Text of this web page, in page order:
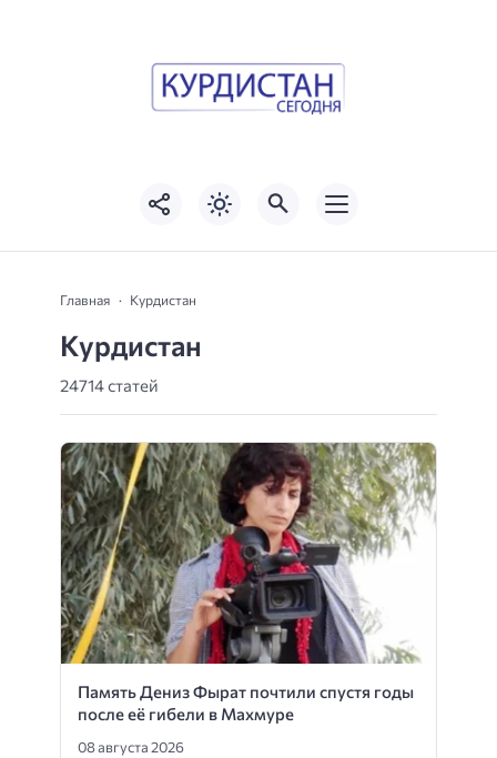
Главная Курдистан
Курдистан
24714 статей
Память Дениз Фырат почтили спустя годы
после её гибели в Махмуре
08 августа 2026